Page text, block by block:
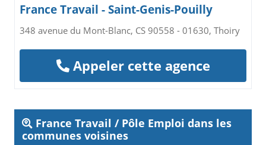
France Travail - Saint-Genis-Pouilly
348 avenue du Mont-Blanc, CS 90558 - 01630, Thoiry
Appeler cette agence
France Travail / Pôle Emploi dans les
communes voisines